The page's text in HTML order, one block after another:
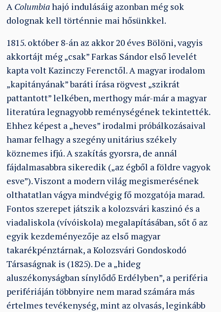
A Columbiahajó indulásáig azonban még sok
dolognak kell történnie mai hősünkkel.
1815. október 8-án az akkor 20 éves Bölöni, vagyis
akkortájt még „csak” Farkas Sándor első levelét
kapta volt Kazinczy Ferenctől. A magyar irodalom
„kapitányának” baráti írása rögvest „szikrát
pattantott” lelkében, merthogy már-már a magyar
literatúra legnagyobb reménységének tekintették.
Ehhez képest a „heves” irodalmi próbálkozásaival
hamar felhagy a szegény unitárius székely
köznemes ifjú. A szakítás gyorsra, de annál
fájdalmasabbra sikeredik („az égből a földre vagyok
esve”). Viszont a modern világ megismerésének
olthatatlan vágya mindvégig fő mozgatója marad.
Fontos szerepet játszik a kolozsvári kaszinó és a
viadaliskola (vívóiskola) megalapításában, sőt ő az
egyik kezdeményezője az első magyar
takarékpénztárnak, a Kolozsvári Gondoskodó
Társaságnak is (1825). De a „hideg
aluszékonyságban sínylődő Erdélyben”, a periféria
perifériáján többnyire nem marad számára más
értelmes tevékenység, mint az olvasás, leginkább